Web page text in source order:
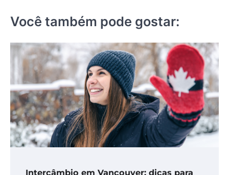
Você também pode gostar:
Intercâmbio em Vancouver: dicas para